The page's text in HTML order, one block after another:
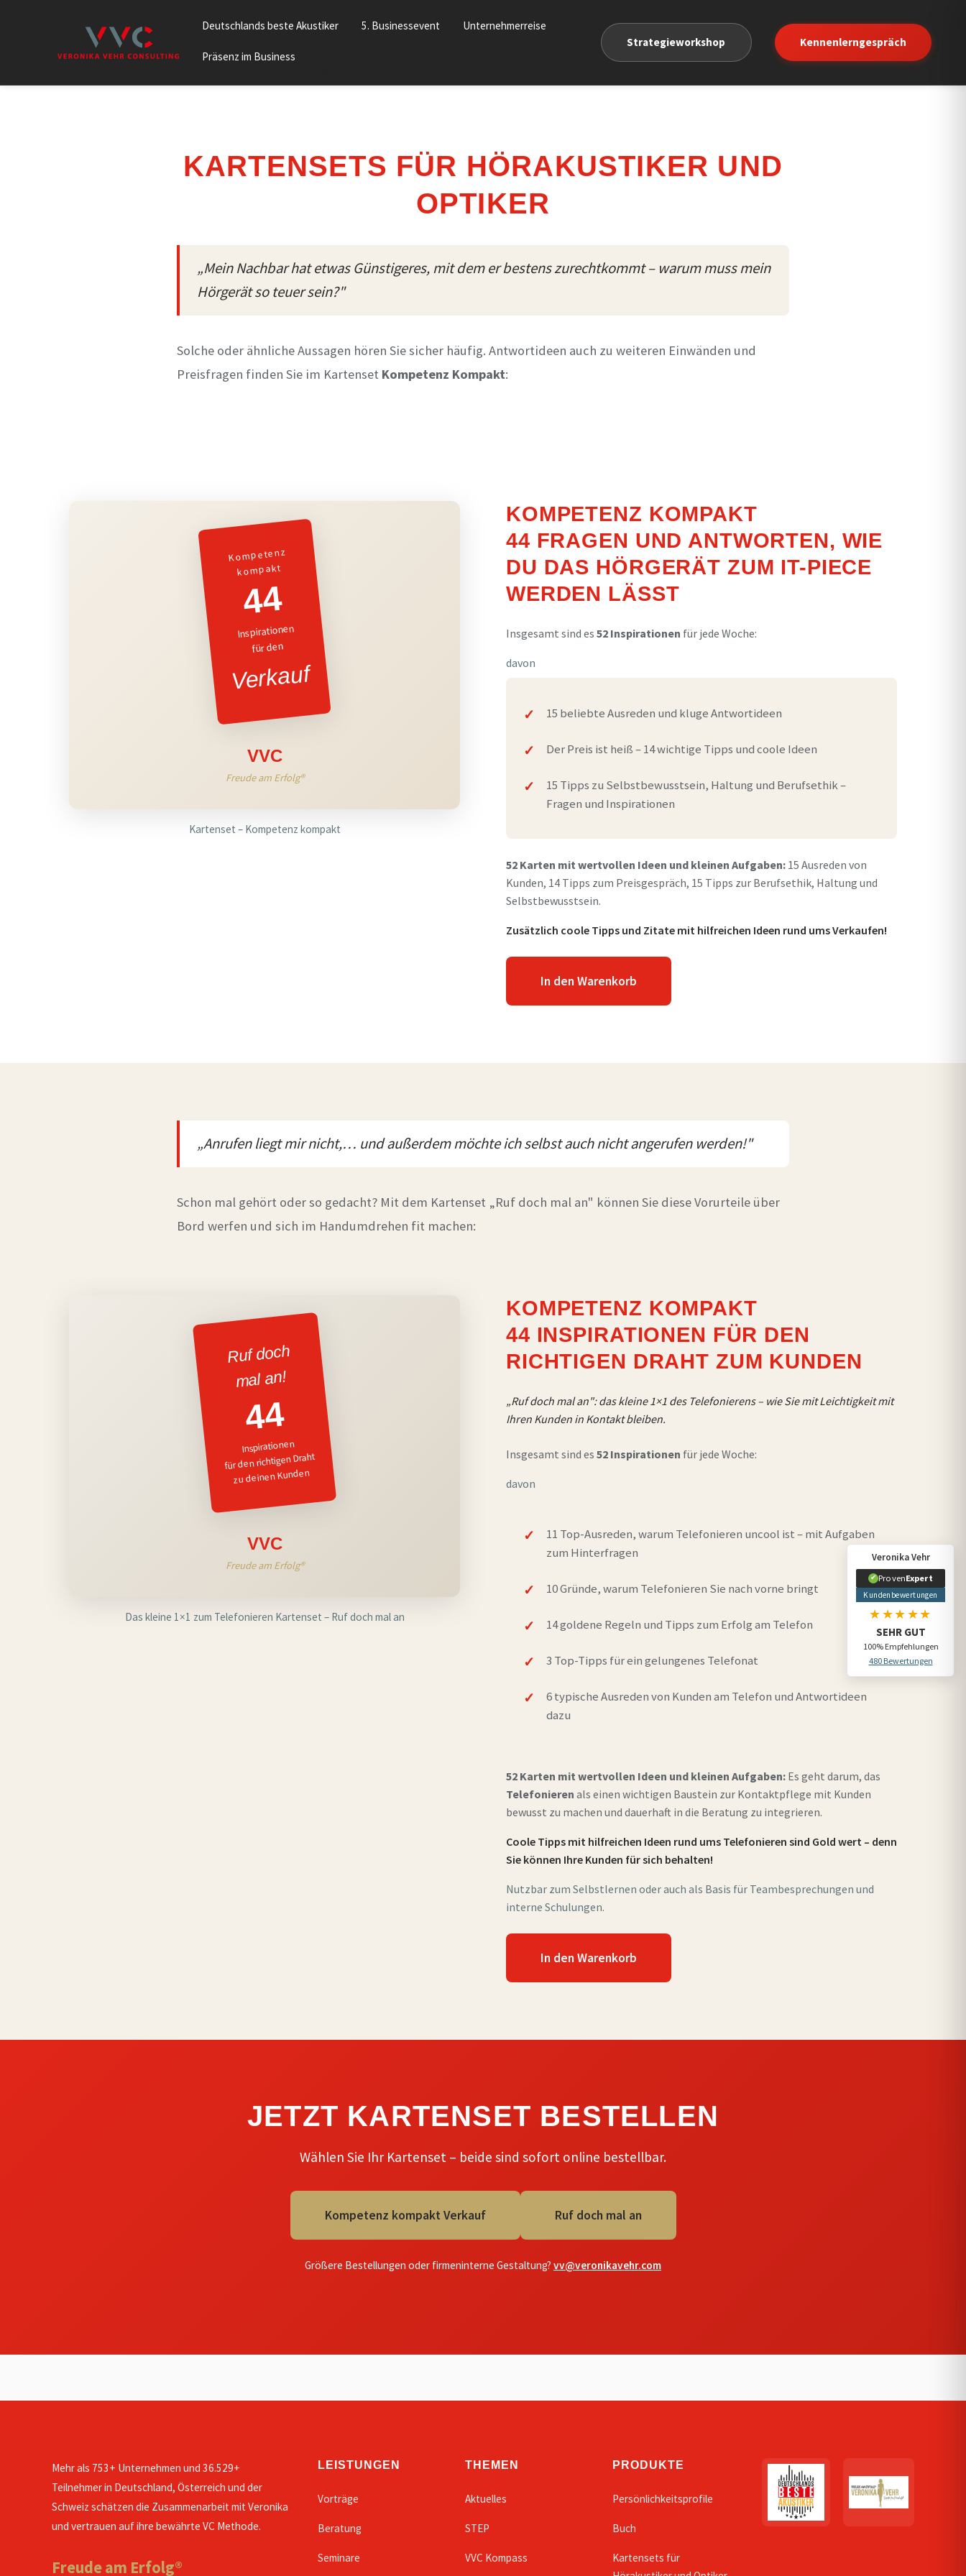
Deutschlands beste Akustiker 5. Businessevent Unternehmerreise
Präsenz im Business
Strategieworkshop Kennenlerngespräch
KARTENSETS FÜR HÖRAKUSTIKER UND
OPTIKER
„Mein Nachbar hat etwas Günstigeres, mit dem er bestens zurechtkommt – warum muss mein
Hörgerät so teuer sein?"
Solche oder ähnliche Aussagen hören Sie sicher häufig. Antwortideen auch zu weiteren Einwänden und
Preisfragen finden Sie im Kartenset Kompetenz Kompakt:
Kompetenz
kompakt
44
Inspirationen
für den
Verkauf
VVC
Freude am Erfolg®
Kartenset – Kompetenz kompakt
KOMPETENZ KOMPAKT
44 FRAGEN UND ANTWORTEN, WIE
DU DAS HÖRGERÄT ZUM IT-PIECE
WERDEN LÄSST
Insgesamt sind es 52 Inspirationen für jede Woche:
davon
15 beliebte Ausreden und kluge Antwortideen
Der Preis ist heiß – 14 wichtige Tipps und coole Ideen
15 Tipps zu Selbstbewusstsein, Haltung und Berufsethik –
Fragen und Inspirationen
52 Karten mit wertvollen Ideen und kleinen Aufgaben: 15 Ausreden von
Kunden, 14 Tipps zum Preisgespräch, 15 Tipps zur Berufsethik, Haltung und
Selbstbewusstsein.
Zusätzlich coole Tipps und Zitate mit hilfreichen Ideen rund ums Verkaufen!
In den Warenkorb
„Anrufen liegt mir nicht,… und außerdem möchte ich selbst auch nicht angerufen werden!"
Schon mal gehört oder so gedacht? Mit dem Kartenset „Ruf doch mal an" können Sie diese Vorurteile über
Bord werfen und sich im Handumdrehen fit machen:
Ruf doch
mal an!
44
Inspirationen
für den richtigen Draht
zu deinen Kunden
VVC
Freude am Erfolg®
Das kleine 1×1 zum Telefonieren Kartenset – Ruf doch mal an
KOMPETENZ KOMPAKT
44 INSPIRATIONEN FÜR DEN
RICHTIGEN DRAHT ZUM KUNDEN
„Ruf doch mal an": das kleine 1×1 des Telefonierens – wie Sie mit Leichtigkeit mit
Ihren Kunden in Kontakt bleiben.
Insgesamt sind es 52 Inspirationen für jede Woche:
davon
11 Top-Ausreden, warum Telefonieren uncool ist – mit Aufgaben
zum Hinterfragen
10 Gründe, warum Telefonieren Sie nach vorne bringt
14 goldene Regeln und Tipps zum Erfolg am Telefon
3 Top-Tipps für ein gelungenes Telefonat
6 typische Ausreden von Kunden am Telefon und Antwortideen
dazu
52 Karten mit wertvollen Ideen und kleinen Aufgaben: Es geht darum, das
Telefonieren als einen wichtigen Baustein zur Kontaktpflege mit Kunden
bewusst zu machen und dauerhaft in die Beratung zu integrieren.
Coole Tipps mit hilfreichen Ideen rund ums Telefonieren sind Gold wert – denn
Sie können Ihre Kunden für sich behalten!
Nutzbar zum Selbstlernen oder auch als Basis für Teambesprechungen und
interne Schulungen.
In den Warenkorb
JETZT KARTENSET BESTELLEN
Wählen Sie Ihr Kartenset – beide sind sofort online bestellbar.
Kompetenz kompakt Verkauf Ruf doch mal an
Größere Bestellungen oder firmeninterne Gestaltung? vv@veronikavehr.com
Mehr als 753+ Unternehmen und 36.529+
Teilnehmer in Deutschland, Österreich und der
Schweiz schätzen die Zusammenarbeit mit Veronika
und vertrauen auf ihre bewährte VC Methode.
Freude am Erfolg®
LEISTUNGEN
Vorträge
Beratung
Seminare
THEMEN
Aktuelles
STEP
VVC Kompass
PRODUKTE
Persönlichkeitsprofile
Buch
Kartensets für
Veronika Vehr
✔ ProvenExpert
Kundenbewertungen
★★★★★
SEHR GUT
100% Empfehlungen
480 Bewertungen